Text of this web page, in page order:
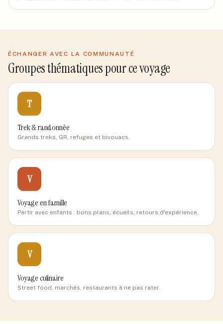
ÉCHANGER AVEC LA COMMUNAUTÉ
Groupes thématiques pour ce voyage
T
Trek & randonnée
Grands treks, GR, refuges et bivouacs.
V
Voyage en famille
Partir avec enfants : bons plans, écueils, retours d'expérience.
V
Voyage culinaire
Street food, marchés, restaurants à ne pas rater.